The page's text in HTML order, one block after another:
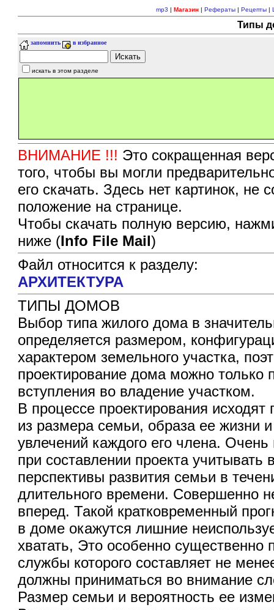
mp3 | Магазин| Рефераты| Рецепты|
Типы
запомнить в избранное
искать в этом разделе
ВНИМАНИЕ !!! Это сокращенная
того, чтобы вы могли
его скачать. Здесь нет картинок,
положение на странице.
Чтобы скачать полную версию,
ниже (Info File Mail)
Файл относится к разделу:
АРХИТЕКТУРА
ТИПЫ ДОМОВ
Выбор типа жилого дома в
определяется размером,
характером земельного участка,
проектирование дома можно только
вступления во владение участком.
В процессе проектирования исходят
из размера семьи, образа ее жизни
увлечений каждого его члена.
при составлении проекта учитывать
перспективы развития семьи в
длительного времени. Совершенно
вперед. Такой кратковременный
в доме окажутся лишние
хватать, Это особенно существенно
службы которого составляет не
должны приниматься во внимание
Размер семьи и вероятность ее